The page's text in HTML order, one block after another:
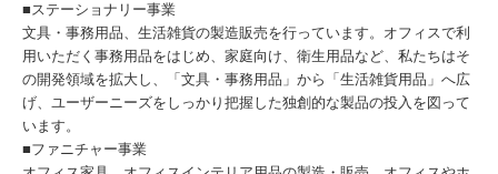
■ステーショナリー事業
文具・事務用品、生活雑貨の製造販売を行っています。オフィスで利
用いただく事務用品をはじめ、家庭向け、衛生用品など、私たちはそ
の開発領域を拡大し、「文具・事務用品」から「生活雑貨用品」へ広
げ、ユーザーニーズをしっかり把握した独創的な製品の投入を図って
います。
■ファニチャー事業